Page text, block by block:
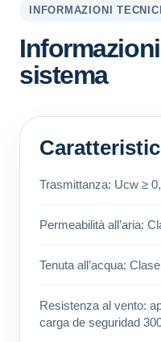
INFORMAZIONI
sistema
Trasmittanza: Ucw ≥
Permeabilità all’aria:
Tenuta all’acqua:
Resistenza al vento:
carga de seguridad